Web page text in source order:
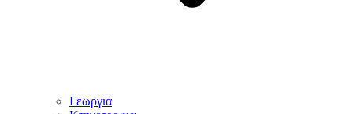
Γεωργια